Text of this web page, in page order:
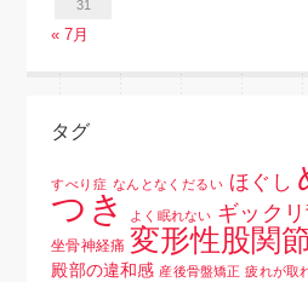
31
« 7月
タグ
すべり症 なんとなくだるい ほぐし
つき
よく眠れない ギック
坐骨神経痛 変形性股関
殿部の違和感 産後骨盤矯正 疲れが取